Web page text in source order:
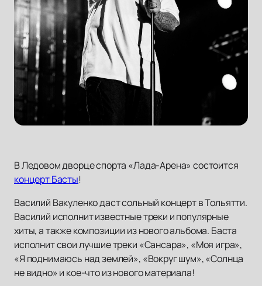
В Ледовом дворце спорта «Лада-Арена» состоится
концерт Басты!
Василий Вакуленко даст сольный концерт в Тольятти.
Василий исполнит известные треки и популярные
хиты, а также композиции из нового альбома. Баста
исполнит свои лучшие треки «Сансара», «Моя игра»,
«Я поднимаюсь над землей», «Вокруг шум», «Солнца
не видно» и кое-что из нового материала!